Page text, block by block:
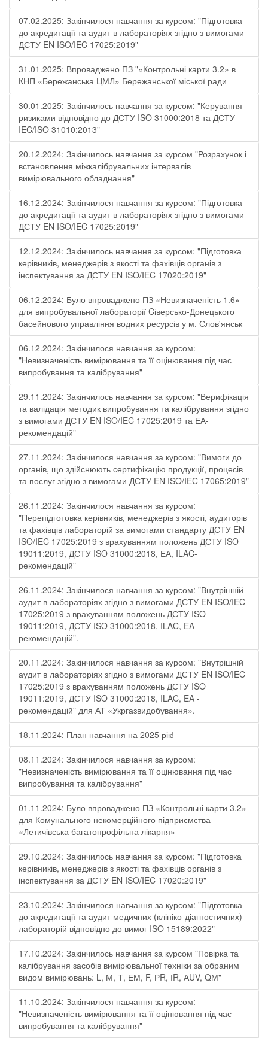
07.02.2025: Закінчилося навчання за курсом: "Підготовка
до акредитації та аудит в лабораторіях згідно з вимогами
ДСТУ EN ISO/IEC 17025:2019"
31.01.2025: Впроваджено ПЗ "«Контрольні карти 3.2» в
КНП «Бережанська ЦМЛ» Бережанської міської ради
30.01.2025: Закінчилось навчання за курсом: "Керування
ризиками відповідно до ДСТУ ISO 31000:2018 та ДСТУ
IEC/ISO 31010:2013"
20.12.2024: Закінчилось навчання за курсом "Розрахунок і
встановлення міжкалібрувальних інтервалів
вимірювального обладнання"
16.12.2024: Закінчилося навчання за курсом: "Підготовка
до акредитації та аудит в лабораторіях згідно з вимогами
ДСТУ EN ISO/IEC 17025:2019"
12.12.2024: Закінчилось навчання за курсом: "Підготовка
керівників, менеджерів з якості та фахівців органів з
інспектування за ДСТУ EN ISO/IEC 17020:2019"
06.12.2024: Було впроваджено ПЗ «Невизначеність 1.6»
для випробувальної лабораторії Cіверсько-Донецького
басейнового управління водних ресурсів у м. Слов'янськ
06.12.2024: Закінчилося навчання за курсом:
"Невизначеність вимірювання та її оцінювання під час
випробування та калібрування"
29.11.2024: Закінчилось навчання за курсом: "Верифікація
та валідація методик випробування та калібрування згідно
з вимогами ДСТУ EN ISO/IEC 17025:2019 та ЕА-
рекомендацій"
27.11.2024: Закінчилося навчання за курсом: "Вимоги до
органів, що здійснюють сертифікацію продукції, процесів
та послуг згідно з вимогами ДСТУ EN ISO/IEC 17065:2019"
26.11.2024: Закінчилося навчання за курсом:
"Перепідготовка керівників, менеджерів з якості, аудиторів
та фахівців лабораторій за вимогами стандарту ДСТУ EN
ISO/IEC 17025:2019 з врахуванням положень ДСТУ ISO
19011:2019, ДСТУ ISO 31000:2018, ЕА, ILAC-
рекомендацій"
26.11.2024: Закінчилося навчання за курсом: "Внутрішній
аудит в лабораторіях згідно з вимогами ДСТУ EN ISO/IEC
17025:2019 з врахуванням положень ДСТУ ISO
19011:2019, ДСТУ ISO 31000:2018, ILAC, EA -
рекомендацій".
20.11.2024: Закінчилося навчання за курсом: "Внутрішній
аудит в лабораторіях згідно з вимогами ДСТУ EN ISO/IEC
17025:2019 з врахуванням положень ДСТУ ISO
19011:2019, ДСТУ ISO 31000:2018, ILAC, EA -
рекомендацій" для АТ «Укргазвидобування».
18.11.2024: План навчання на 2025 рік!
08.11.2024: Закінчилося навчання за курсом:
"Невизначеність вимірювання та її оцінювання під час
випробування та калібрування"
01.11.2024: Було впроваджено ПЗ «Контрольні карти 3.2»
для Комунального некомерційного підприємства
«Летичівська багатопрофільна лікарня»
29.10.2024: Закінчилось навчання за курсом: "Підготовка
керівників, менеджерів з якості та фахівців органів з
інспектування за ДСТУ EN ISO/IEC 17020:2019"
23.10.2024: Закінчилося навчання за курсом: "Підготовка
до акредитації та аудит медичних (клініко-діагностичних)
лабораторій відповідно до вимог ISO 15189:2022"
17.10.2024: Закінчилось навчання за курсом "Повірка та
калібрування засобів вимірювальної техніки за обраним
видом вимірювань: L, М, Т, ЕМ, F, РR, ІR, АUV, QМ"
11.10.2024: Закінчилося навчання за курсом:
"Невизначеність вимірювання та її оцінювання під час
випробування та калібрування"